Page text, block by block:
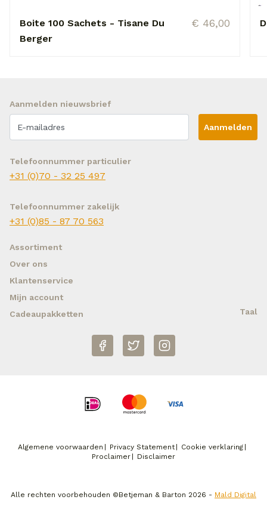
Boite 100 Sachets - Tisane Du
Berger
€ 46,00
Assortiment
Over ons
Klantenservice
Mijn account
Cadeaupakketten
Telefoonnummer particulier
+31 (0)70 - 32 25 497
Telefoonnummer zakelijk
+31 (0)85 - 87 70 563
Aanmelden nieuwsbrief
Aanmelden
Taal
Alle rechten voorbehouden ©Betjeman & Barton 2026 - Mald Digital
Algemene voorwaarden Privacy Statement
Cookie verklaring
Proclaimer
Disclaimer